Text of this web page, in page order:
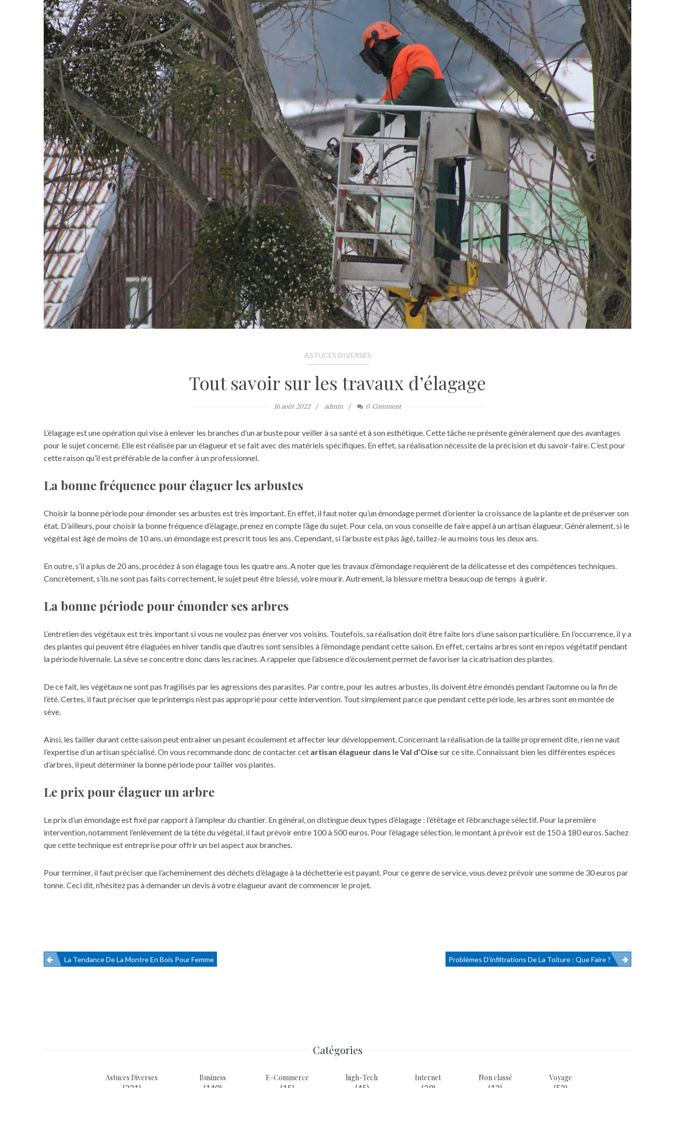
ASTUCES DIVERSES
Tout savoir sur les travaux d’élagage
16 août 2022 admin 0 Comment
L’élagage est une opération qui vise à enlever les branches d’un arbuste pour veiller à sa santé et à son esthétique. Cette tâche ne présente généralement que des avantages
pour le sujet concerné. Elle est réalisée par un élagueur et se fait avec des matériels spécifiques. En effet, sa réalisation nécessite de la précision et du savoir-faire. C’est pour
cette raison qu’il est préférable de la confier à un professionnel.
La bonne fréquence pour élaguer les arbustes
Choisir la bonne période pour émonder ses arbustes est très important. En effet, il faut noter qu’un émondage permet d’orienter la croissance de la plante et de préserver son
état. D’ailleurs, pour choisir la bonne fréquence d’élagage, prenez en compte l’âge du sujet. Pour cela, on vous conseille de faire appel à un artisan élagueur. Généralement, si le
végétal est âgé de moins de 10 ans, un émondage est prescrit tous les ans. Cependant, si l’arbuste est plus âgé, taillez-le au moins tous les deux ans.
En outre, s’il a plus de 20 ans, procédez à son élagage tous les quatre ans. A noter que les travauxd’émondage requièrent de la délicatesse et des compétences techniques.
Concrètement, s’ils ne sont pas faits correctement, le sujet peut être blessé, voire mourir. Autrement, la blessure mettra beaucoup de temps à guérir.
La bonne période pour émonder ses arbres
L’entretien des végétaux est très important si vous ne voulez pas énerver vos voisins. Toutefois, sa réalisation doit être faite lors d’une saison particulière. En l’occurrence, il y a
des plantes qui peuvent être élaguées en hiver tandis que d’autres sont sensibles à l’émondage pendant cette saison. En effet, certains arbres sont en repos végétatif pendant
la période hivernale. La sève se concentre donc dans les racines. A rappeler que l’absence d’écoulement permet de favoriser la cicatrisation des plantes.
De ce fait, les végétaux ne sont pas fragilisés par les agressions des parasites. Par contre, pour les autres arbustes, ils doivent être émondés pendant l’automne ou la fin de
l’été. Certes, il faut préciser que le printemps n’est pas approprié pour cette intervention. Tout simplement parce que pendant cette période, les arbres sont en montée de
sève.
Ainsi, les tailler durant cette saison peut entraîner un pesant écoulement et affecter leur développement. Concernant la réalisation de la taille proprement dite, rien ne vaut
l’expertise d’un artisan spécialisé. On vous recommande donc de contacter cet artisan élagueur dans le Val d’Oisesur ce site. Connaissant bien les différentes espèces
d’arbres, il peut déterminer la bonne période pour tailler vos plantes.
Le prix pour élaguer un arbre
Le prix d’un émondage est fixé par rapport à l’ampleur du chantier. En général, on distingue deux types d’élagage : l’étêtage et l’ébranchage sélectif. Pour la première
intervention, notamment l’enlèvement de la tête du végétal, il faut prévoir entre 100 à 500 euros. Pour l’élagage sélection, le montant à prévoir est de 150 à 180 euros. Sachez
que cette technique est entreprise pour offrir un bel aspect aux branches.
Pour terminer, il faut préciser que l’acheminement des déchets d’élagage à la déchetterie est payant. Pour ce genre de service, vous devez prévoir une somme de 30 euros par
tonne. Ceci dit, n’hésitez pas à demander un devis à votre élagueur avant de commencer le projet.
Navigation
La Tendance De La Montre En Bois Pour Femme Problèmes D’infiltrations De La Toiture : Que Faire ?
Catégories
Astuces Diverses
(221)
Business
(140)
E-Commerce
(15)
high-Tech
(45)
Internet
(29)
Non classé
(12)
Voyage
(52)